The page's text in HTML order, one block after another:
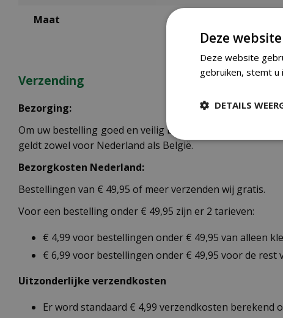
Maat
Verzending
Bezorging:
Om uw bestelling goed en veilig bij u thuis te laten
geldt zowel voor Nederland als België.
Bezorgkosten Nederland:
Bestellingen van € 49,95 of meer verzenden wij gratis.
Voor een bestelling onder € 49,95 zijn er 2 tarieven:
€ 4,99 voor bestellingen onder € 49,95 van alleen
€ 6,99 voor bestellingen onder € 49,95 voor de
Uitzonderlijke verzendkosten
Er word standaard € 4,99 verzendkosten
Deze
Deze website
gebruiken, stemt u
DETAILS